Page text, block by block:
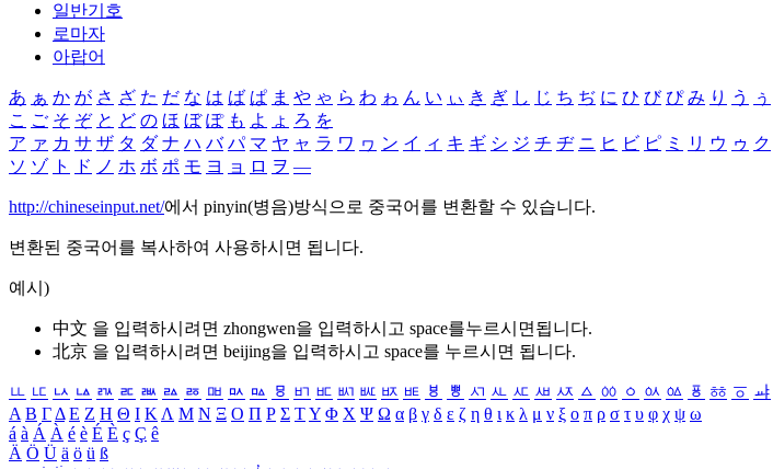
일반기호
로마자
아랍어
あ ぁ か が さ ざ た だ な は ば ぱ ま や ゃ ら わ ゎ ん い ぃ き ぎ し じ ち ぢ に ひ び ぴ み り う ぅ
こ ご そ ぞ と ど の ほ ぼ ぽ も よ ょ ろ を
ア ァ カ サ ザ タ ダ ナ ハ バ パ マ ヤ ャ ラ ワ ヮ ン イ ィ キ ギ シ ジ チ ヂ ニ ヒ ビ ピ ミ リ ウ ゥ ク
ソ ゾ ト ド ノ ホ ボ ポ モ ヨ ョ ロ ヲ ―
http://chineseinput.net/에서 pinyin(병음)방식으로 중국어를 변환할 수 있습니다.
변환된 중국어를 복사하여 사용하시면 됩니다.
예시)
中文 을 입력하시려면 zhongwen을 입력하시고 space를누르시면됩니다.
北京 을 입력하시려면 beijing을 입력하시고 space를 누르시면 됩니다.
ㅥ ㅦ ㅧ ㅨ ㅩ ㅪ ㅫ ㅬ ㅭ ㅮ ㅯ ㅰ ㅱ ㅲ ㅳ ㅴ ㅵ ㅶ ㅷ ㅸ ㅹ ㅺ ㅻ ㅼ ㅽ ㅾ ㅿ ㆀ ㆁ ㆂ ㆃ ㆄ ㆅ ㆆ ㆇ
Α Β ΓΔ Ε Ζ Η Θ Ι ΚΛ Μ Ν Ξ Ο Π Ρ Σ ΤΥ Φ Χ Ψ Ω α β γ δ ε ζ η θ ι κ λ μ ν ξ ο π ρ σ τ υ φ χ ψ ω
á à Á À é è É È ç Ç ê
Ä Ö Ü ä ö ü ß